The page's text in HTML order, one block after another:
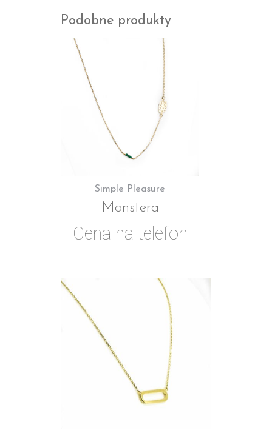
Podobne produkty
Simple Pleasure
Monstera
Cena na telefon